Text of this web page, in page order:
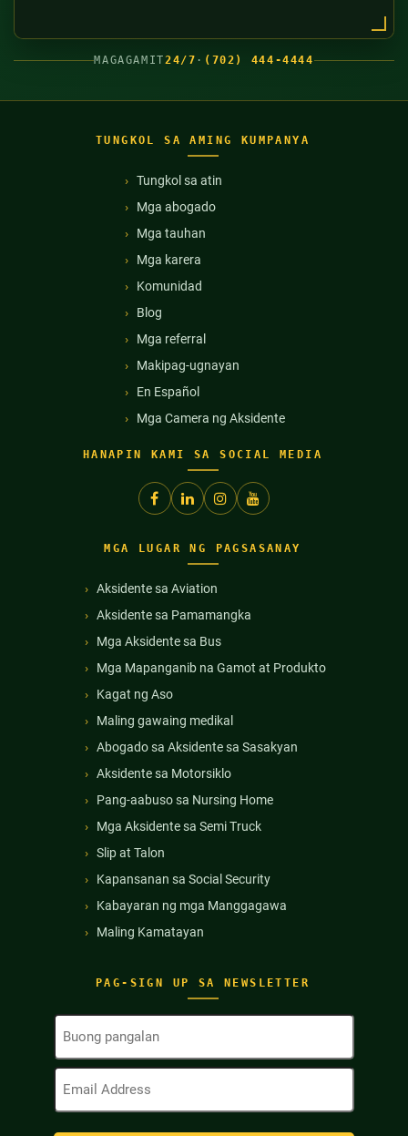
MAGAGAMIT24/7 · (702) 444-4444
TUNGKOL SA AMING KUMPANYA
Tungkol sa atin
Mga abogado
Mga tauhan
Mga karera
Komunidad
Blog
Mga referral
Makipag-ugnayan
En Español
Mga Camera ng Aksidente
HANAPIN KAMI SA SOCIAL MEDIA
PAG-SIGN UP SA NEWSLETTER
Buong
(Kinakailangan)
Email
(Kinakailangan)
MGA LUGAR NG PAGSASANAY
Aksidente sa Aviation
Aksidente sa Pamamangka
Mga Aksidente sa Bus
Mga Mapanganib na Gamot at Produkto
Kagat ng Aso
Maling gawaing medikal
Abogado sa Aksidente sa Sasakyan
Aksidente sa Motorsiklo
Pang-aabuso sa Nursing Home
Mga Aksidente sa Semi Truck
Slip at Talon
Kapansanan sa Social Security
Kabayaran ng mga Manggagawa
Maling Kamatayan